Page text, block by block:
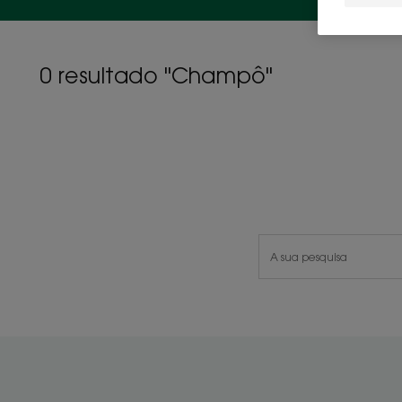
0 resultado "Champô"